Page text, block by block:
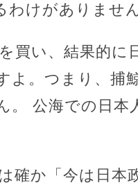
けがありません
買い、結果的に
。つまり、捕
公海での日本
確か「今は日本